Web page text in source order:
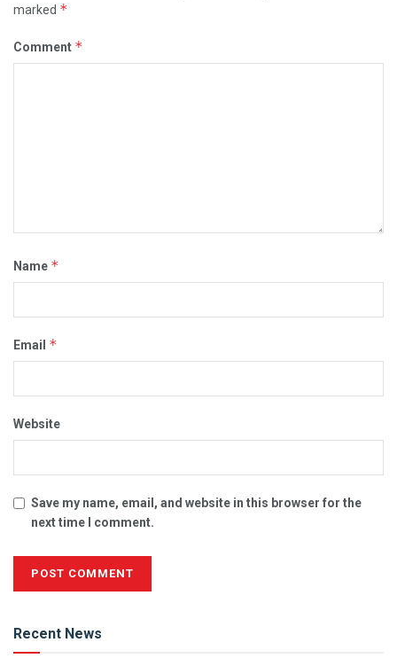
marked *
Comment *
Name *
Email *
Website
Save my name, email, and website in this browser for the
next time I comment.
Recent News